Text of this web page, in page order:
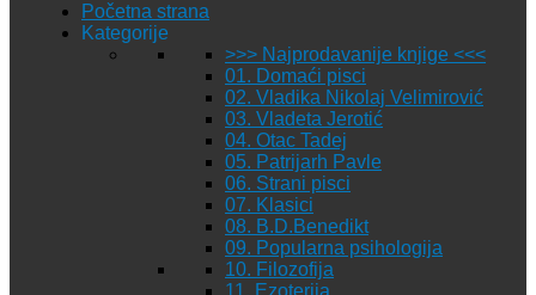
Početna strana
Kategorije
>>> Najprodavanije knjige <<<
01. Domaći pisci
02. Vladika Nikolaj Velimirović
03. Vladeta Jerotić
04. Otac Tadej
05. Patrijarh Pavle
06. Strani pisci
07. Klasici
08. B.D.Benedikt
09. Popularna psihologija
10. Filozofija
11. Ezoterija